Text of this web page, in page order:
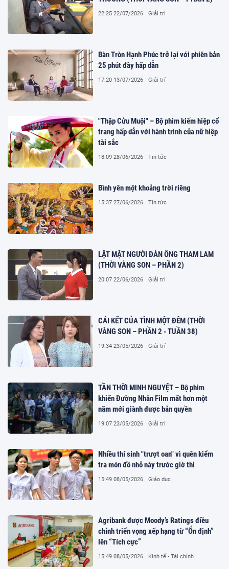
22:25 22/07/2026 Giải trí
Bàn Tròn Hạnh Phúc trở lại với phiên bản
25 phút đầy hấp dẫn
17:20 13/07/2026 Giải trí
"Thập Cửu Muội" – Bộ phim kiếm hiệp cổ
trang hấp dẫn với hành trình của nữ hiệp
tài sắc
18:09 28/06/2026 Tin tức
Bình yên một khoảng trời riêng
15:37 27/06/2026 Tin tức
LẬT MẶT NGƯỜI ĐÀN ÔNG THAM LAM
(THỜI VÀNG SON – PHẦN 2)
20:07 22/06/2026 Giải trí
CÁI KẾT CỦA TÌNH MỘT ĐÊM (THỜI
VÀNG SON – PHẦN 2 - TUẦN 38)
19:34 23/05/2026 Giải trí
TẦN THỜI MINH NGUYỆT – Bộ phim
khiến Đường Nhân Film mất hơn một
năm mới giành được bản quyền
19:07 23/05/2026 Giải trí
Nhiều thí sinh "trượt oan" vì quên kiểm
tra món đồ nhỏ này trước giờ thi
15:49 08/05/2026 Giáo dục
Agribank được Moody’s Ratings điều
chỉnh triển vọng xếp hạng từ “Ổn định”
lên “Tích cực”
15:49 08/05/2026 Kinh tế - Tài chính